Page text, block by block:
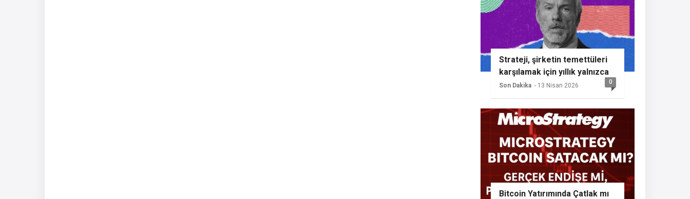
Strateji, şirketin temettüleri
karşılamak için yıllık yalnızca
%2 BTC büyümesine ihtiyaç
duyması nedeniyle başka bir
Bitcoin alımının sinyalini
veriyor
Son Dakika - 13 Nisan 2026 0
Bitcoin Yatırımında Çatlak mı